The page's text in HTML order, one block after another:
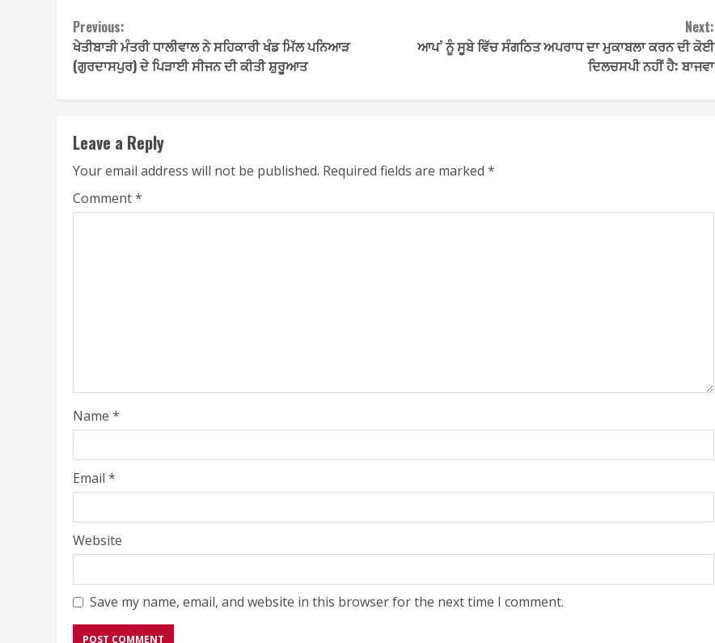
Continue
Reading
Previous:
ਖੇਤੀਬਾੜੀ ਮੰਤਰੀ ਧਾਲੀਵਾਲ ਨੇ ਸਹਿਕਾਰੀ ਖੰਡ ਮਿੱਲ ਪਨਿਆੜ
(ਗੁਰਦਾਸਪੁਰ) ਦੇ ਪਿੜਾਈ ਸੀਜਨ ਦੀ ਕੀਤੀ ਸ਼ੁਰੂਆਤ
Next:
ਆਪ’ ਨੂੰ ਸੂਬੇ ਵਿੱਚ ਸੰਗਠਿਤ ਅਪਰਾਧ ਦਾ ਮੁਕਾਬਲਾ ਕਰਨ ਦੀ ਕੋਈ
ਦਿਲਚਸਪੀ ਨਹੀਂ ਹੈ: ਬਾਜਵਾ
Leave a Reply
Your email address will not be published. Required fields are marked *
Comment*
Name *
Email *
Website
Save my name, email, and website in this browser for the next time I comment.